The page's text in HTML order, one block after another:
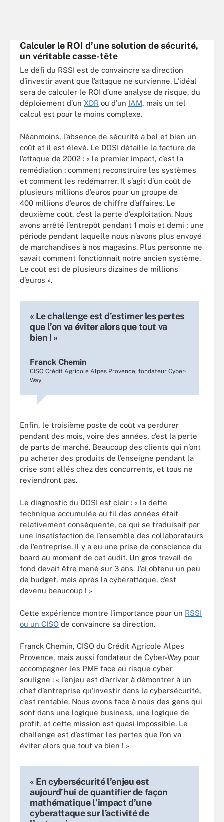
Calculer le ROI d’une solution de sécurité,
un véritable casse-tête
Le défi du RSSI est de convaincre sa direction
d’investir avant que l’attaque ne survienne. L’idéal
sera de calculer le ROI d’une analyse de risque, du
déploiement d’un XDR ou d’un IAM, mais un tel
calcul est pour le moins complexe.
Néanmoins, l’absence de sécurité a bel et bien un
coût et il est élevé. Le DOSI détaille la facture de
l’attaque de 2002 : « le premier impact, c’est la
remédiation : comment reconstruire les systèmes
et comment les redémarrer. Il s’agit d’un coût de
plusieurs millions d’euros pour un groupe de
400 millions d’euros de chiffre d’affaires. Le
deuxième coût, c’est la perte d’exploitation. Nous
avons arrêté l’entrepôt pendant 1 mois et demi ; une
période pendant laquelle nous n’avons plus envoyé
de marchandises à nos magasins. Plus personne ne
savait comment fonctionnait notre ancien système.
Le coût est de plusieurs dizaines de millions
d’euros ».
« Le challenge est d’estimer les pertes
que l’on va éviter alors que tout va
bien ! »
Franck Chemin
CISO Crédit Agricole Alpes Provence, fondateur Cyber-
Way
Enfin, le troisième poste de coût va perdurer
pendant des mois, voire des années, c’est la perte
de parts de marché. Beaucoup des clients qui n’ont
pu acheter des produits de l’enseigne pendant la
crise sont allés chez des concurrents, et tous ne
reviendront pas.
Le diagnostic du DOSI est clair : « la dette
technique accumulée au fil des années était
relativement conséquente, ce qui se traduisait par
une insatisfaction de l’ensemble des collaborateurs
de l’entreprise. Il y a eu une prise de conscience du
board au moment de cet audit. Un gros travail de
fond devait être mené sur 3 ans. J’ai obtenu un peu
de budget, mais après la cyberattaque, c’est
devenu beaucoup ! »
Cette expérience montre l’importance pour un RSSI
ou un CISO de convaincre sa direction.
Franck Chemin, CISO du Crédit Agricole Alpes
Provence, mais aussi fondateur de Cyber-Way pour
accompagner les PME face au risque cyber
souligne : « l’enjeu est d’arriver à démontrer à un
chef d’entreprise qu’investir dans la cybersécurité,
c’est rentable. Nous avons face à nous des gens qui
sont dans une logique business, une logique de
profit, et cette mission est quasi impossible. Le
challenge est d’estimer les pertes que l’on va
éviter alors que tout va bien ! »
« En cybersécurité l’enjeu est
aujourd’hui de quantifier de façon
mathématique l’impact d’une
cyberattaque sur l’activité de